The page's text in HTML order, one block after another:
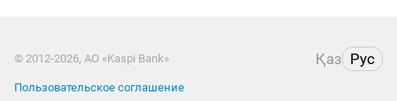
© 2012-2026, АО «Kaspi Bank» Қаз Рус
Пользовательское соглашение